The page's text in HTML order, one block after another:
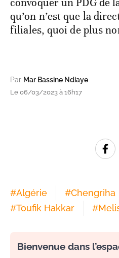
convoquer un PDG de
qu’on n’est que la
filiales, quoi de plus
Par Mar Bassine Ndiaye
Le 06/03/2023 à 16h17
#Algérie #Chengriha
#Toufik Hakkar #
Bienvenue dans